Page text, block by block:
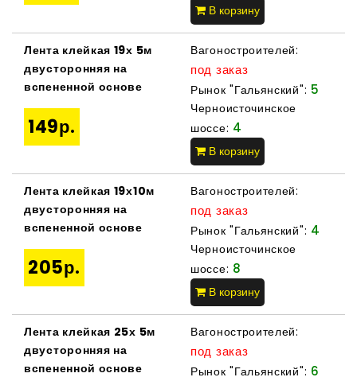
В корзину
Лента клейкая 19х 5м
двусторонняя на
вспененной основе
149р.
Вагоностроителей:
под заказ
Рынок "Гальянский": 5
Черноисточинское
шоссе: 4
В корзину
Лента клейкая 19х10м
двусторонняя на
вспененной основе
205р.
Вагоностроителей:
под заказ
Рынок "Гальянский": 4
Черноисточинское
шоссе: 8
В корзину
Лента клейкая 25х 5м
двусторонняя на
вспененной основе
Вагоностроителей:
под заказ
Рынок "Гальянский": 6